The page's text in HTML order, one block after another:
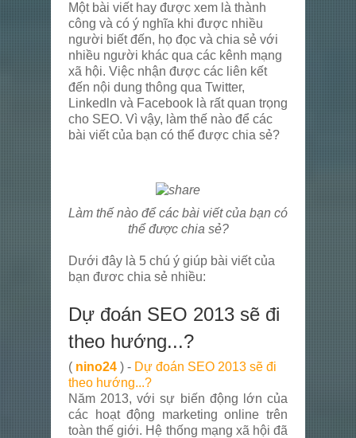
Một bài viết hay được xem là thành
công và có ý nghĩa khi được nhiều
người biết đến, họ đọc và chia sẻ với
nhiều người khác qua các kênh mạng
xã hội. Việc nhận được các liên kết
đến nội dung thông qua Twitter,
Linkedln và Facebook là rất quan trọng
cho SEO. Vì vậy, làm thế nào để các
bài viết của bạn có thể được chia sẻ?
Làm thế nào để các bài viết của bạn có
thể được chia sẻ?
Dưới đây là 5 chú ý giúp bài viết của
bạn đươc chia sẻ nhiều:
Dự đoán SEO 2013 sẽ đi
theo hướng...?
( nino24 ) - Dự đoán SEO 2013 sẽ đi
theo hướng...?
Năm 2013, với sự biến động lớn của
các hoạt động marketing online trên
toàn thế giới. Hệ thống mạng xã hội đã